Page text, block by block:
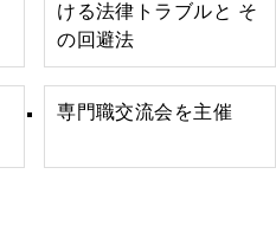
ける法律トラブルと そ
の回避法
専門職交流会を主催